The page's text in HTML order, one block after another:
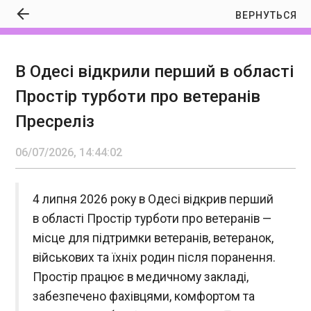
В Одесі відкрили перший в області Простір
турботи про ветеранів Пресреліз
14:44:02
ЧИТАТЬ
У Кремлі наказали медіа не показувати
наслідки ударів України по РФ - ЗМІ
14:35:27
ВЕРНУТЬСЯ
В Одесі відкрили перший в області
Простір турботи про ветеранів
Пресреліз
06/07/2026, 14:44:02
4 липня 2026 року в Одесі відкрив перший
в області Простір турботи про ветеранів —
місце для підтримки ветеранів, ветеранок,
військових та їхніх родин після поранення.
Простір працює в медичному закладі,
забезпечено фахівцями, комфортом та